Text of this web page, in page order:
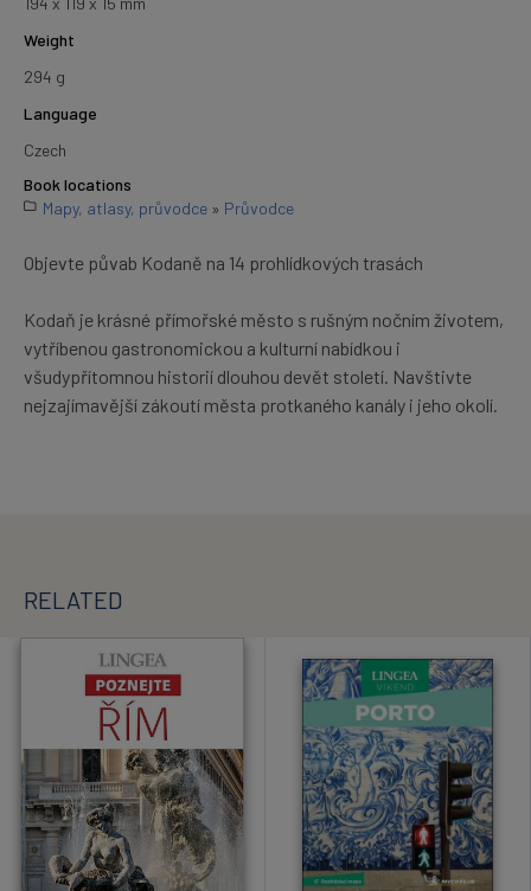
Weight
294 g
Language
Czech
Book locations
Mapy, atlasy, průvodce » Průvodce
Objevte půvab Kodaně na 14 prohlídkových trasách
Kodaň je krásné přímořské město s rušným nočním životem,
vytříbenou gastronomickou a kulturní nabídkou i
všudypřítomnou historií dlouhou devět století. Navštivte
nejzajímavější zákoutí města protkaného kanály i jeho okolí.
RELATED